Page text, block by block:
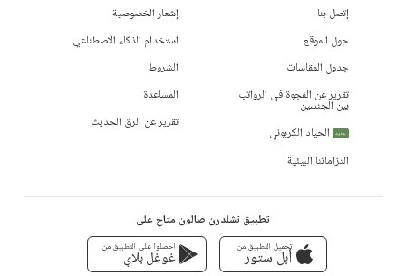
إتصل بنا
حول الموقع
جدول المقاسات
تقرير عن الفجوة في الرواتب
بين الجنسين
جديد
الحياد الكربوني
التزاماتنا البيئية
إشعار الخصوصية
استخدام الذكاء الاصطناعي
الشروط
المساعدة
تقرير عن الرق الحديث
تطبيق تشلدرن صالون متاح على
تحميل التطبيق من
أبل ستور
احصلوا على التطبيق من
غوغل بلاي